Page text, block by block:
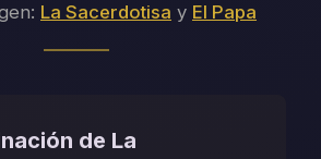
La Sacerdotisa y El Papa
de La